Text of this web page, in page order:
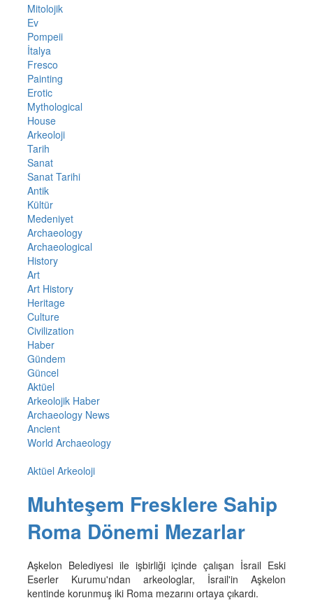
Mitolojik
Ev
Pompeii
İtalya
Fresco
Painting
Erotic
Mythological
House
Arkeoloji
Tarih
Sanat
Sanat Tarihi
Antik
Kültür
Medeniyet
Archaeology
Archaeological
History
Art
Art History
Heritage
Culture
Civilization
Haber
Gündem
Güncel
Aktüel
Arkeolojik Haber
Archaeology News
Ancient
World Archaeology
Aktüel Arkeoloji
Muhteşem Fresklere Sahip
Roma Dönemi Mezarlar
Aşkelon Belediyesi ile işbirliği içinde çalışan İsrail Eski
Eserler Kurumu'ndan arkeologlar, İsrail'in Aşkelon
kentinde korunmuş iki Roma mezarını ortaya çıkardı.